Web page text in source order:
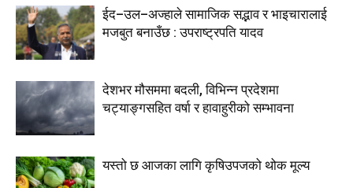
ईद–उल–अज्हाले सामाजिक सद्भाव र भाइचारालाई
मजबुत बनाउँछ : उपराष्ट्रपति यादव
देशभर मौसममा बदली, विभिन्न प्रदेशमा
चट्याङ्गसहित वर्षा र हावाहुरीको सम्भावना
यस्तो छ आजका लागि कृषिउपजको थोक मूल्य